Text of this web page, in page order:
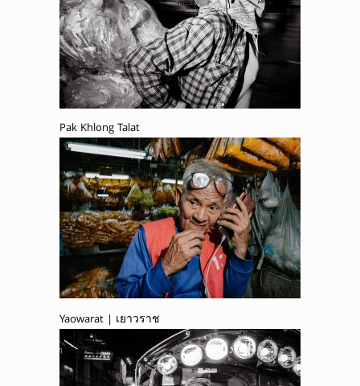
Pak Khlong Talat
Yaowarat | เยาวราช